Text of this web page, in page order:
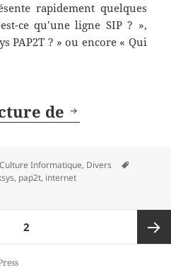
rapidement quelques
ce qu’une ligne SIP ? »,
PAP2T ? » ou encore « Qui
de Tuto :
Culture Informatique, Divers
, pap2t, internet
PAGE2